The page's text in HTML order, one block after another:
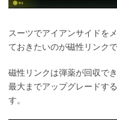
スーツでアイアンサイドを
ておきたいのが磁性リンクで
磁性リンクは弾薬が回収で
最大までアップグレードす
す。